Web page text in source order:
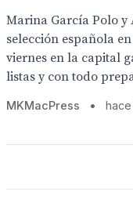
Marina García Polo y
selección española
viernes en la capital
listas y con todo
MKMacPress • hace